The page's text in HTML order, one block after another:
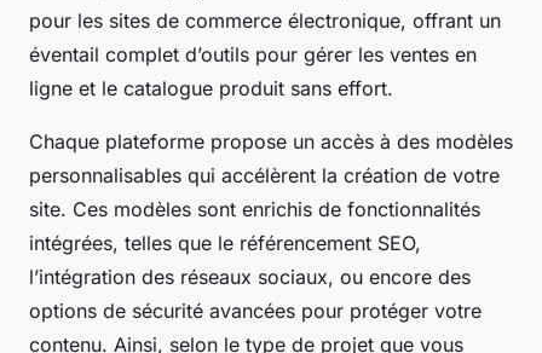
pour les sites de commerce électronique, offrant un
éventail complet d’outils pour gérer les ventes en
ligne et le catalogue produit sans effort.
Chaque plateforme propose un accès à des modèles
personnalisables qui accélèrent la création de votre
site. Ces modèles sont enrichis de fonctionnalités
intégrées, telles que le référencement SEO,
l’intégration des réseaux sociaux, ou encore des
options de sécurité avancées pour protéger votre
contenu. Ainsi, selon le type de projet que vous